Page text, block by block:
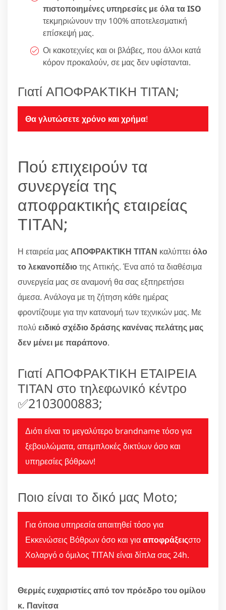
πιστοποιημένες υπηρεσίες με όλα τα ISO
τεκμηριώνουν την 100% αποτελεσματική
επίσκεψή μας.
Οι κακοτεχνίες και οι βλάβες, που άλλοι κατά
κόρον προκαλούν, σε μας δεν υφίστανται.
Γιατί ΑΠΟΦΡΑΚΤΙΚΗ ΤΙΤΑΝ;
Θα γλυτώσετε χρόνο και χρήμα!
Πού επιχειρούν τα
συνεργεία της
αποφρακτικής εταιρείας
ΤΙΤΑΝ;
Η εταιρεία μας ΑΠΟΦΡΑΚΤΙΚΗ ΤΙΤΑΝ καλύπτει όλο
το λεκανοπέδιοτης Αττικής. Ένα από τα διαθέσιμα
συνεργεία μας σε αναμονή θα σας εξπηρετήσει
άμεσα. Ανάλογα με τη ζήτηση κάθε ημέρας
φροντίζουμε για την κατανομή των τεχνικών μας. Με
πολύ ειδικό σχέδιο δράσης κανένας πελάτης μας
δεν μένει με παράπονο.
Γιατί ΑΠΟΦΡΑΚΤΙΚΗ ΕΤΑΙΡΕΙΑ
ΤΙΤΑΝ στο τηλεφωνικό κέντρο
✅2103000883;
Διότι είναι το μεγαλύτερο brandname τόσο για
ξεβουλώματα, απεμπλοκές δικτύων όσο και
υπηρεσίες βόθρων!
Ποιο είναι το δικό μας Moto;
Για όποια υπηρεσία απαιτηθεί τόσο για
Εκκενώσεις Βόθρων όσο και γιααποφράξειςστο
Χολαργό ο όμιλος ΤΙΤΑΝ είναι δίπλα σας 24h.
Θερμές ευχαριστίες από τον πρόεδρο του ομίλου
κ. Πανίτσα